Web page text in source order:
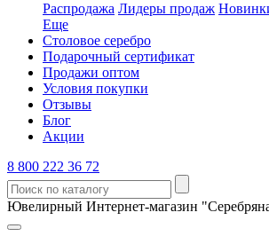
Распродажа Лидеры продаж
Еще
Столовое серебро
Подарочный сертификат
Продажи оптом
Условия покупки
Отзывы
Блог
Акции
8 800 222 36 72
Ювелирный Интернет-магазин